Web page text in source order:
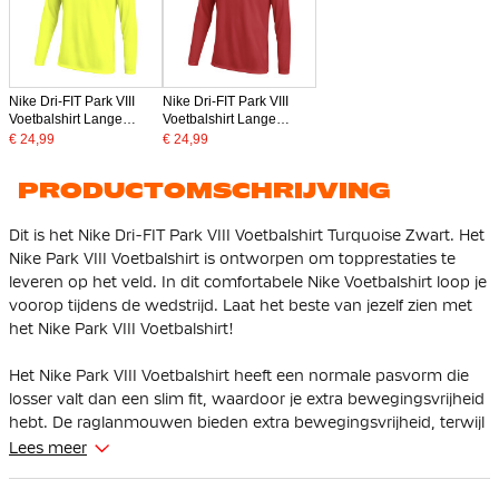
Nike Dri-FIT Park VIII
Voetbalshirt Lange
Mouwen Neongeel Zwart
€ 24,99
Nike Dri-FIT Park VIII
Voetbalshirt Lange
Mouwen Rood Wit
€ 24,99
PRODUCTOMSCHRIJVING
Dit is het Nike Dri-FIT Park VIII Voetbalshirt Turquoise Zwart. Het
Nike Park VIII Voetbalshirt is ontworpen om topprestaties te
leveren op het veld. In dit comfortabele Nike Voetbalshirt loop je
voorop tijdens de wedstrijd. Laat het beste van jezelf zien met
het Nike Park VIII Voetbalshirt!
Het Nike Park VIII Voetbalshirt heeft een normale pasvorm die
losser valt dan een slim fit, waardoor je extra bewegingsvrijheid
hebt. De raglanmouwen bieden extra bewegingsvrijheid, terwijl
de geribbelde hals zorgt voor een klassieke en comfortabele
Lees meer